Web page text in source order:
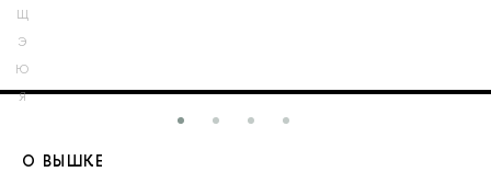
Щ
Э
Ю
Я
О ВЫШКЕ